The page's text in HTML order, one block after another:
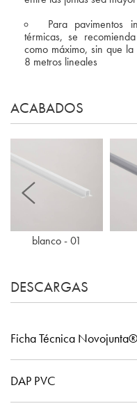
Para pavimentos
térmicas, se
como máximo, sin que
8 metros lineales
ACABADOS
blanco - 01
DESCARGAS
Ficha Técnica
DAP PVC